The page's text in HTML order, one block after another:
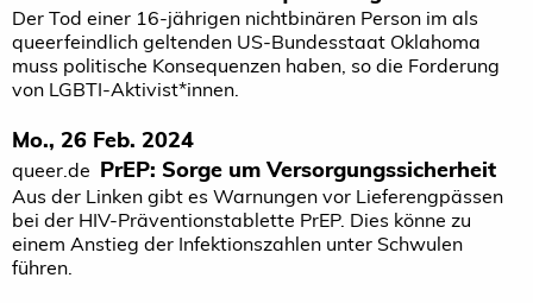
Der Tod einer 16-jährigen nichtbinären Person im als
queerfeindlich geltenden US-Bundesstaat Oklahoma
muss politische Konsequenzen haben, so die Forderung
von LGBTI-Aktivist*innen.
Mo., 26 Feb. 2024
queer.de PrEP: Sorge um Versorgungssicherheit
Aus der Linken gibt es Warnungen vor Lieferengpässen
bei der HIV-Präventionstablette PrEP. Dies könne zu
einem Anstieg der Infektionszahlen unter Schwulen
führen.